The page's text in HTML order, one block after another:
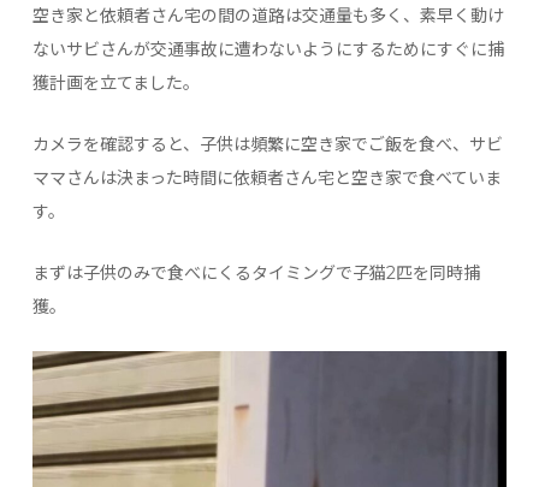
空き家と依頼者さん宅の間の道路は交通量も多く、素早く動け
ないサビさんが交通事故に遭わないようにするためにすぐに捕
獲計画を立てました。
カメラを確認すると、子供は頻繁に空き家でご飯を食べ、サビ
ママさんは決まった時間に依頼者さん宅と空き家で食べていま
す。
まずは子供のみで食べにくるタイミングで子猫2匹を同時捕
獲。